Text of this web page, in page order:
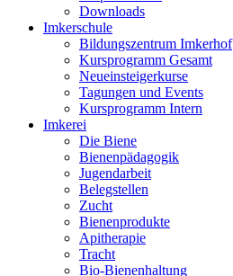
Downloads
Imkerschule
Bildungszentrum Imkerhof
Kursprogramm Gesamt
Neueinsteigerkurse
Tagungen und Events
Kursprogramm Intern
Imkerei
Die Biene
Bienenpädagogik
Jugendarbeit
Belegstellen
Zucht
Bienenprodukte
Apitherapie
Tracht
Bio-Bienenhaltung